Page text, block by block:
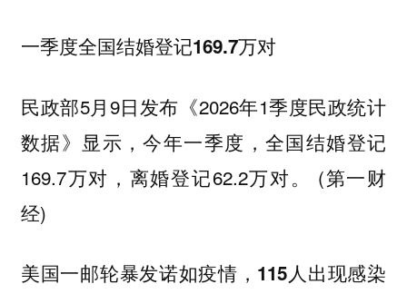
一季度全国结婚登记169.7万对
民政部5月9日发布《2026年1季度民政统计
数据》显示，今年一季度，全国结婚登记
169.7万对，离婚登记62.2万对。 (第一财
经)
美国一邮轮暴发诺如疫情，115人出现感染